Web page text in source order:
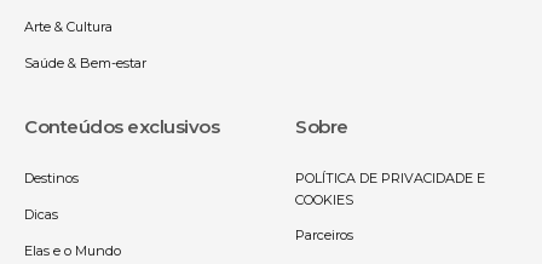
Arte & Cultura
Saúde & Bem-estar
Conteúdos exclusivos
Destinos
Dicas
Elas e o Mundo
Sobre
POLÍTICA DE PRIVACIDADE E
COOKIES
Parceiros